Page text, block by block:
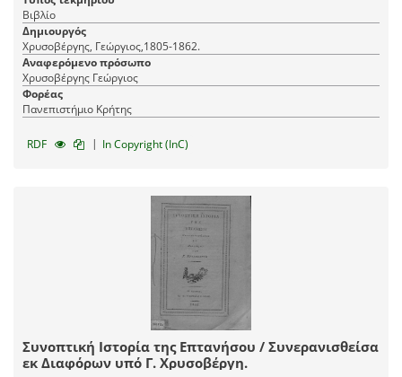
Βιβλίο
Δημιουργός
Χρυσοβέργης, Γεώργιος,1805-1862.
Αναφερόμενο πρόσωπο
Χρυσοβέργης Γεώργιος
Φορέας
Πανεπιστήμιο Κρήτης
RDF | In Copyright (InC)
Συνοπτική Ιστορία της Επτανήσου / Συνερανισθείσα
εκ Διαφόρων υπό Γ. Χρυσοβέργη.